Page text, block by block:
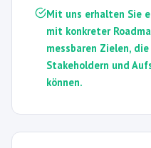
Mit uns erhalten Sie
mit konkreter
messbaren Zielen,
Stakeholdern und
können.